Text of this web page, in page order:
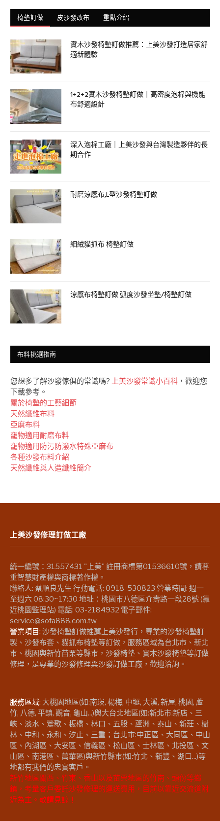
椅墊訂做 皮沙發改布 重點介紹
實木沙發椅墊訂做推薦：上美沙發打造居家舒
適新體驗
1+2+2實木沙發椅墊訂做｜高密度泡棉與機能
布舒適設計
深入泡棉工廠｜上美沙發與台灣製造夥伴的長
期合作
耐磨涼感布,L型沙發椅墊訂做
細絨貓抓布 椅墊訂做
涼感布椅墊訂做 弧度沙發坐墊/椅墊訂做
布料挑選指南
您想多了解沙發傢俱的常識嗎? 上美沙發常識小百科 ，歡迎您
下載參考。
關於椅墊的工藝細節
天然纖維布料
亞麻布料
竉物適用耐磨布料
竉物適用防污防潑水特殊亞麻布
各種沙發布料介紹
天然纖維與人造纖維簡介
上美沙發修理訂做工廠
統一編號：31557431 "上美" 註冊商標第01536610號，請尊
重智慧財產權與商標著作權。
聯絡人: 蔡順良先生 行動電話: 0918-530823 營業時間: 週一
至週六 08:30~17:30 地址：桃園市八德區介壽路一段28號 (靠
近桃園監理站) 電話: 03-2184932 電子郵件:
service@sofa888.com.tw
營業項目: 沙發椅墊訂做推薦上美沙發行，專業的沙發椅墊訂
製、沙發布套、貓抓布椅墊等訂做，服務區域為台北市、新北
市、桃園與新竹苗栗等縣市，沙發椅墊、實木沙發椅墊等訂做
修理，是專業的沙發修理與沙發訂做工廠，歡迎洽詢。
服務區域: 大桃園地區(如:南崁, 楊梅, 中壢, 大溪, 新屋, 桃園, 蘆
竹, 八德, 平鎮, 觀音, 龜山...)與大台北地區(如:新北市:新店、三
峽、淡水、鶯歌、板橋、林口、五股、蘆洲、泰山、新莊、樹
林、中和、永和、汐止、三重；台北市:中正區、大同區、中山
區、內湖區、大安區、信義區、松山區、士林區、北投區、文
山區、南港區、萬華區)與新竹縣市(如:竹北、新豐、湖口...)等
地都有我們的忠實客戶。
新竹地區關西、竹東、香山以及苗栗地區的竹南、頭份等鄉
鎮，考量客戶委託沙發修理的運送費用，目前以靠近交流道附
近為主。敬請見諒！